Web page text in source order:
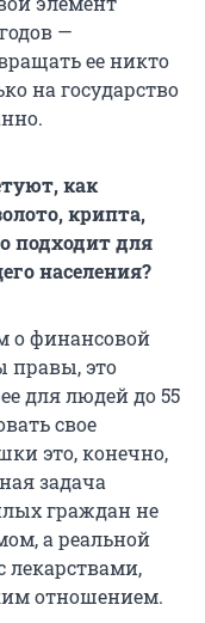
—
ее никто
на государство
как
крипта,
подходит для
населения?
о финансовой
правы, это
для людей до 55
свое
это, конечно,
задача
граждан не
а реальной
лекарствами,
отношением.